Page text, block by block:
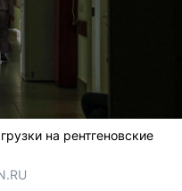
на рентгеновские